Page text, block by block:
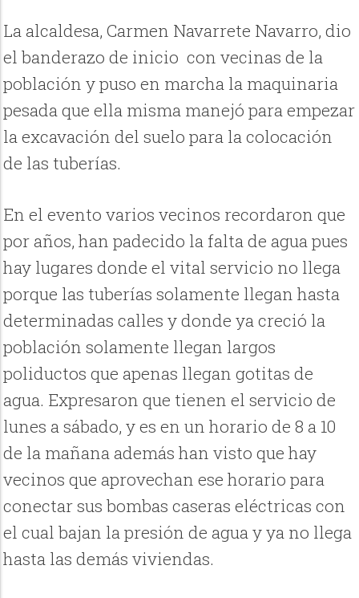
La alcaldesa, Carmen Navarrete Navarro, dio
el banderazo de inicio con vecinas de la
población y puso en marcha la maquinaria
pesada que ella misma manejó para empezar
la excavación del suelo para la colocación
de las tuberías.
En el evento varios vecinos recordaron que
por años, han padecido la falta de agua pues
hay lugares donde el vital servicio no llega
porque las tuberías solamente llegan hasta
determinadas calles y donde ya creció la
población solamente llegan largos
poliductos que apenas llegan gotitas de
agua. Expresaron que tienen el servicio de
lunes a sábado, y es en un horario de 8 a 10
de la mañana además han visto que hay
vecinos que aprovechan ese horario para
conectar sus bombas caseras eléctricas con
el cual bajan la presión de agua y ya no llega
hasta las demás viviendas.